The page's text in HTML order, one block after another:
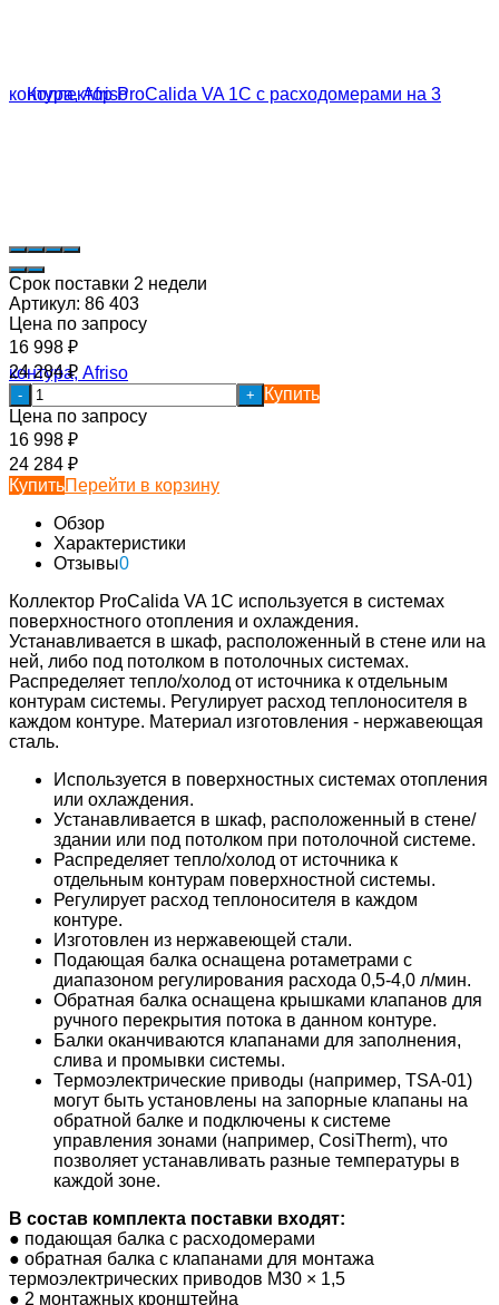
Срок поставки 2 недели
Артикул: 86 403
Цена по запросу
16 998 ₽
24 284₽
- +
Купить
Цена по запросу
16 998 ₽
24 284 ₽
КупитьПерейти в корзину
Обзор
Характеристики
Отзывы0
Коллектор ProCalida VA 1C используется в системах
поверхностного отопления и охлаждения.
Устанавливается в шкаф, расположенный в стене или на
ней, либо под потолком в потолочных системах.
Распределяет тепло/холод от источника к отдельным
контурам системы. Регулирует расход теплоносителя в
каждом контуре. Материал изготовления - нержавеющая
сталь.
Используется в поверхностных системах отопления
или охлаждения.
Устанавливается в шкаф, расположенный в стене/
здании или под потолком при потолочной системе.
Распределяет тепло/холод от источника к
отдельным контурам поверхностной системы.
Регулирует расход теплоносителя в каждом
контуре.
Изготовлен из нержавеющей стали.
Подающая балка оснащена ротаметрами с
диапазоном регулирования расхода 0,5-4,0 л/мин.
Обратная балка оснащена крышками клапанов для
ручного перекрытия потока в данном контуре.
Балки оканчиваются клапанами для заполнения,
слива и промывки системы.
Термоэлектрические приводы (например, TSA-01)
могут быть установлены на запорные клапаны на
обратной балке и подключены к системе
управления зонами (например, CosiTherm), что
позволяет устанавливать разные температуры в
каждой зоне.
В состав комплекта поставки входят:
● подающая балка с расходомерами
● обратная балка с клапанами для монтажа
термоэлектрических приводов M30 × 1,5
● 2 монтажных кронштейна